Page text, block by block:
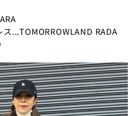
...TOMORROWLAND RADA